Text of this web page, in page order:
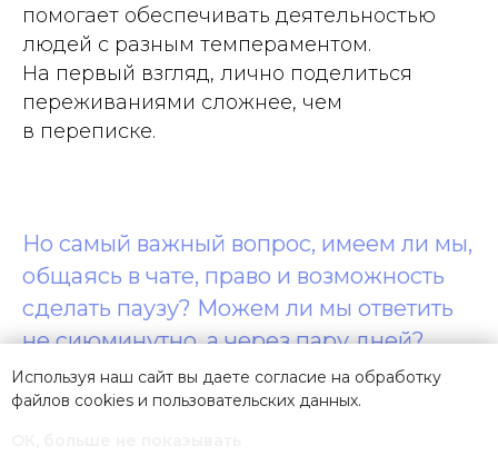
помогает обеспечивать деятельностью
людей с разным темпераментом.
На первый взгляд, лично поделиться
переживаниями сложнее, чем
в переписке.
Но самый важный вопрос, имеем ли мы,
общаясь в чате, право и возможность
сделать паузу? Можем ли мы ответить
не сиюминутно, а через пару дней?
Правда ли интровертированному
человеку легче общаться через
Используя наш сайт вы даете согласие на обработку
файлов cookies и пользовательских данных.